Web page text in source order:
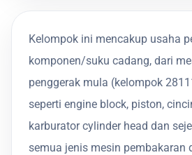
Kelompok ini mencakup usaha
komponen/suku cadang, dari
penggerak mula (kelompok
seperti engine block, piston,
karburator cylinder head dan
semua jenis mesin pembakaran